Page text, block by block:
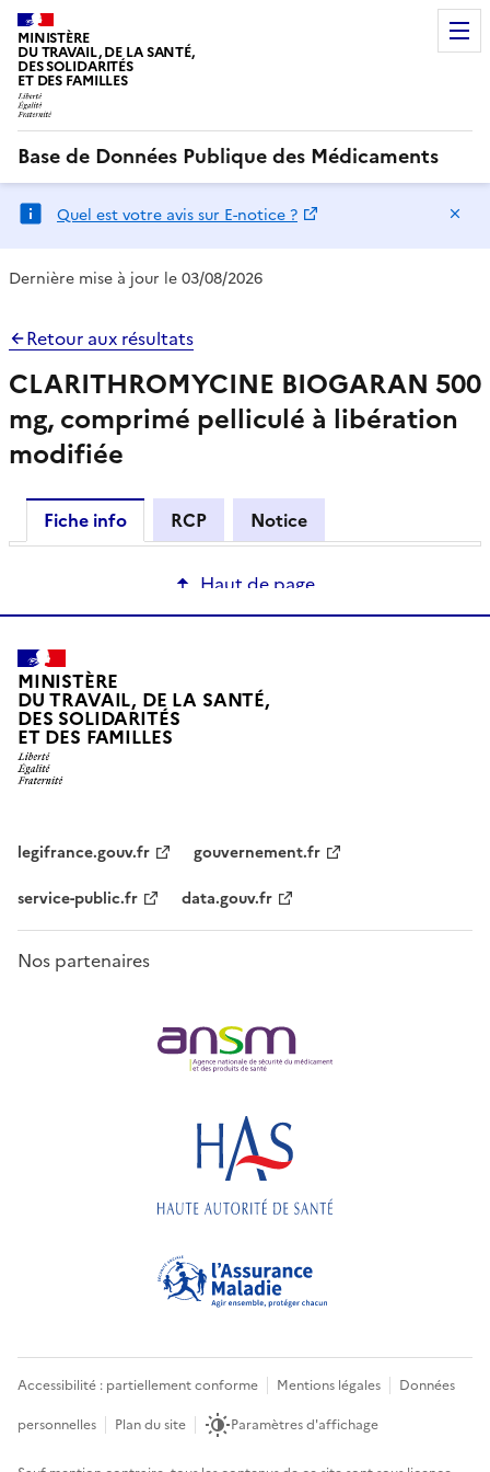
MINISTÈRE
DU TRAVAIL, DE LA SANTÉ,
DES SOLIDARITÉS
ET DES FAMILLES
Base de Données Publique des Médicaments
Quel est votre avis sur E-notice ?
Dernière mise à jour le 03/08/2026
Retour aux résultats
CLARITHROMYCINE BIOGARAN 500
mg, comprimé pelliculé à libération
modifiée
Fiche info RCP Notice
Haut de page
MINISTÈRE
DU TRAVAIL, DE LA SANTÉ,
DES SOLIDARITÉS
ET DES FAMILLES
legifrance.gouv.fr
gouvernement.fr
service-public.fr
data.gouv.fr
Nos partenaires
Accessibilité : partiellement conforme Mentions légales
Données
personnelles
Plan du site Paramètres d'affichage